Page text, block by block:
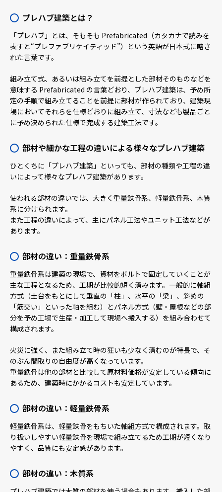
プレハブ建築とは？
「プレハブ」とは、そもそも Prefabricated（カタカナで読みを
表すと“プレファブリケイティッド”）という英語が日本式に略さ
れた言葉です。
組み立て式、あるいは組み立てを前提とした部材そのものなどを
意味する Prefabricated の言葉どおり、プレハブ建築は、予め所
定の手順で組み立てることを前提に部材が作られており、建築現
場においてそれらを仕様どおりに組み立て、寸法なども製品ごと
に予め決められた仕様で完成する建築工法です。
部材や細かな工程の違いによる様々なプレハブ建築
ひとくちに「プレハブ建築」といっても、部材の種類や工程の違
いによって様々なプレハブ建築があります。
使われる部材の違いでは、大きく重量鉄骨系、軽量鉄骨系、木質
系に分けられます。
また工程の違いによって、主にパネル工法やユニット工法などが
あります。
部材の違い：重量鉄骨系
重量鉄骨系は建築の現場で、資材をボルトで固定していくことが
主な工程となるため、工期が比較的短く済みます。一般的に軸組
方式（土台をもとにして垂直の「柱」、水平の「梁」、斜めの
「筋交い」といった軸を組む）とパネル方式（壁・屋根などの部
分を予め工場で生産・加工して現場へ搬入する）を組み合わせて
構成されます。
火災に強く、また組み立て時の狂いも少なく済むのが特長で、そ
のぶん間取りの自由度が高くなっています。
重量鉄骨は他の部材と比較して原材料価格が安定している傾向に
あるため、建築時にかかるコストも安定しています。
部材の違い：軽量鉄骨系
軽量鉄骨系は、軽量鉄骨をもちいた軸組方式で構成されます。取
り扱いしやすい軽量鉄骨を現場で組み立てるため工期が短くなり
やすく、品質にも安定感があります。
部材の違い：木質系